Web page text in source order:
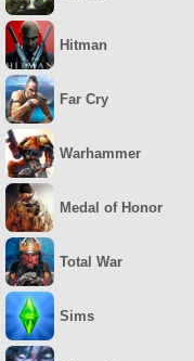
Hitman
Far Cry
Warhammer
Medal of Honor
Total War
Sims